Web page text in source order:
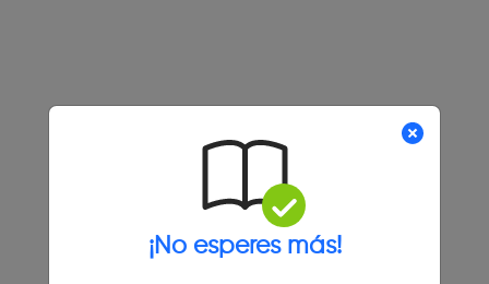
¡No esperes más!